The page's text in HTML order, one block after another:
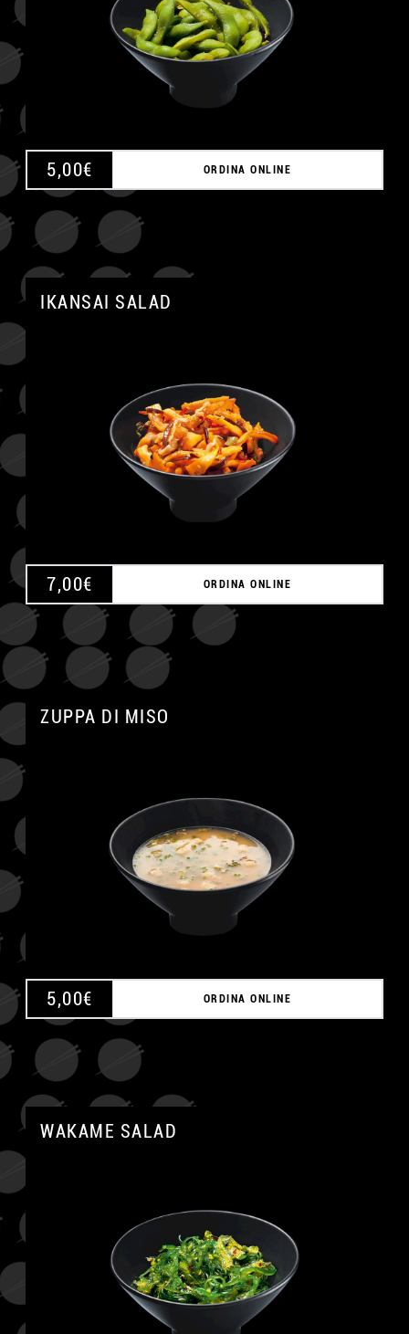
5,00€ ORDINA ONLINE
IKANSAI SALAD
7,00€ ORDINA ONLINE
ZUPPA DI MISO
5,00€ ORDINA ONLINE
WAKAME SALAD